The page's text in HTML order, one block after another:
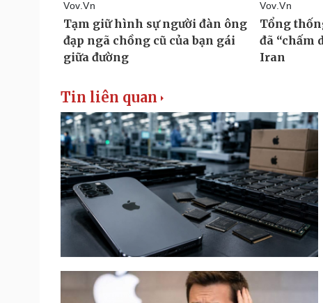
Tin liên quan